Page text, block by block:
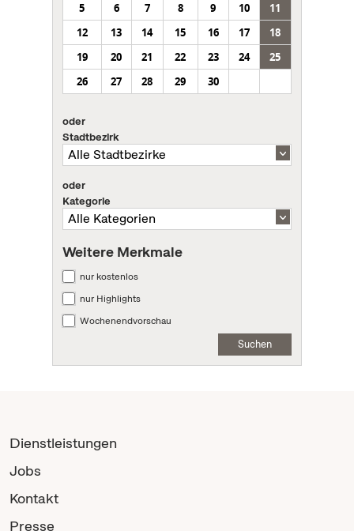
5
6 7 8 9 10
11
12
13 14 15 16 17
18
19
20 21 22 23 24
25
26
27 28 29 30
oder
Stadtbezirk
oder
Kategorie
Weitere Merkmale
nur kostenlos
nur Highlights
Wochenendvorschau
Suchen
Dienstleistungen
Jobs
Kontakt
Presse